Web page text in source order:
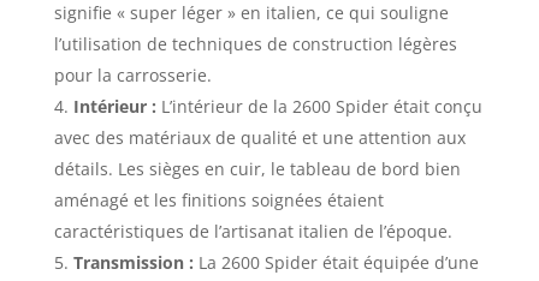
signifie « super léger » en italien, ce qui souligne
l’utilisation de techniques de construction légères
pour la carrosserie.
Intérieur : L’intérieur de la 2600 Spider était conçu
avec des matériaux de qualité et une attention aux
détails. Les sièges en cuir, le tableau de bord bien
aménagé et les finitions soignées étaient
caractéristiques de l’artisanat italien de l’époque.
Transmission : La 2600 Spider était équipée d’une